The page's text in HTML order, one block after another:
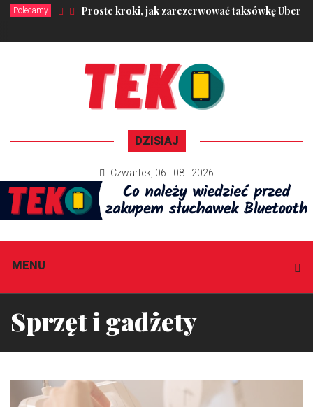
Polecamy Proste kroki, jak zarezerwować taksówkę Uber
DZISIAJ
Czwartek 06 - 08 - 2026
MENU
Sprzęt i gadżety